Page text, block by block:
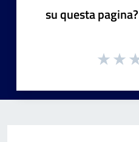
su questa pagina?